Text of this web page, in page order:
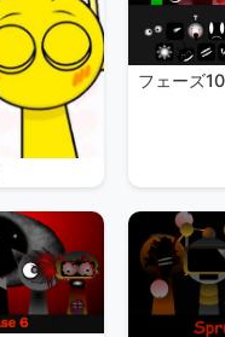
フェーズ